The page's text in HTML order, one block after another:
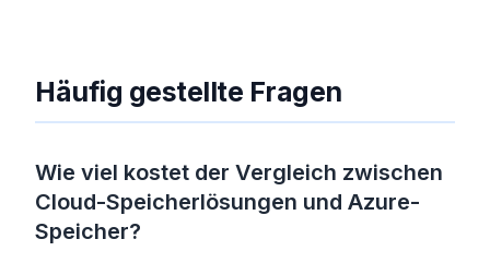
Häufig gestellte Fragen
Wie viel kostet der Vergleich zwischen
Cloud-Speicherlösungen und Azure-
Speicher?